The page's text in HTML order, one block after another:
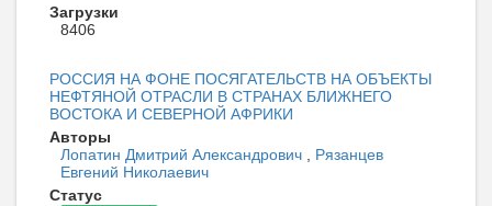
Загрузки
8406
РОССИЯ НА ФОНЕ ПОСЯГАТЕЛЬСТВ НА ОБЪЕКТЫ
НЕФТЯНОЙ ОТРАСЛИ В СТРАНАХ БЛИЖНЕГО
ВОСТОКА И СЕВЕРНОЙ АФРИКИ
Авторы
Лопатин Дмитрий Александрович
Рязанцев
Евгений Николаевич
Статус